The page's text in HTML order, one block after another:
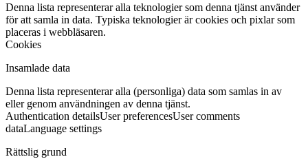
Denna lista representerar alla teknologier som denna tjänst använder
för att samla in data. Typiska teknologier är cookies och pixlar som
placeras i webbläsaren.
Cookies
Insamlade data
Denna lista representerar alla (personliga) data som samlas in av
eller genom användningen av denna tjänst.
Authentication detailsUser preferencesUser comments
dataLanguage settings
Rättslig grund